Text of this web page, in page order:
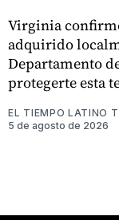
Virginia
adquirido
Departamento
protegerte esta
EL TIEMPO LATINO
5 de agosto de 2026